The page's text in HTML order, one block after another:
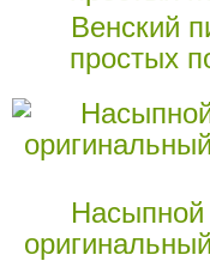
Венский
простых
Насыпной